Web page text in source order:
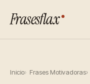
Frasesflax
Inicio Frases Motivadoras